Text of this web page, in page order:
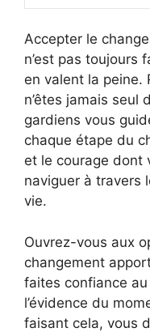
Accepter le
n’est pas toujours
en valent la peine.
n’êtes jamais seul
gardiens vous
chaque étape du
et le courage dont
naviguer à travers
vie.
Ouvrez-vous aux
changement
faites confiance
l’évidence du
faisant cela, vous